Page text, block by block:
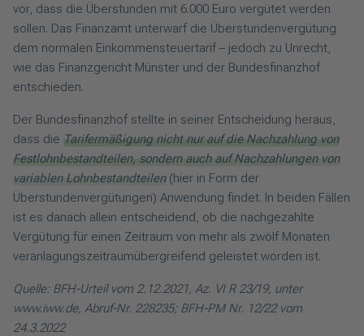
vor, dass die Überstunden mit 6.000 Euro vergütet werden
sollen. Das Finanzamt unterwarf die Überstundenvergütung
dem normalen Einkommensteuertarif – jedoch zu Unrecht,
wie das Finanzgericht Münster und der Bundesfinanzhof
entschieden.
Der Bundesfinanzhof stellte in seiner Entscheidung heraus,
dass die Tarifermäßigung nicht nur auf die Nachzahlung von
Festlohnbestandteilen, sondern auch auf Nachzahlungen von
variablen Lohnbestandteilen(hier in Form der
Überstundenvergütungen) Anwendung findet. In beiden Fällen
ist es danach allein entscheidend, ob die nachgezahlte
Vergütung für einen Zeitraum von mehr als zwölf Monaten
veranlagungszeitraumübergreifend geleistet worden ist.
Quelle: BFH-Urteil vom 2.12.2021, Az. VI R 23/19, unter
www.iww.de, Abruf-Nr. 228235; BFH-PM Nr. 12/22 vom
24.3.2022